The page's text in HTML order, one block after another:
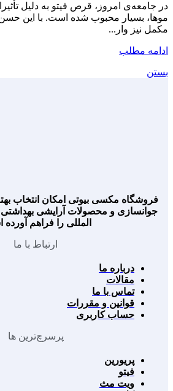
در جامعه‌ی امروز، قرص فیتو به دلیل
موها، بسیار محبوب شده است. با این
مکمل نیز وار...
ادامه مطلب
بستن
فروشگاه مکسی بیوتی امکان انتخاب
جوانسازی و محصولات آرایشی بهداشتی
المللی را فراهم
ارتباط با ما
درباره ما
مقالات
تماس با ما
قوانین و مقررات
حساب کاربری
پرسرچ‌ترین ها
پریورین
فیتو
ویت مث